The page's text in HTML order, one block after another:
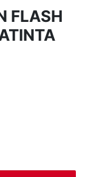
FLASH